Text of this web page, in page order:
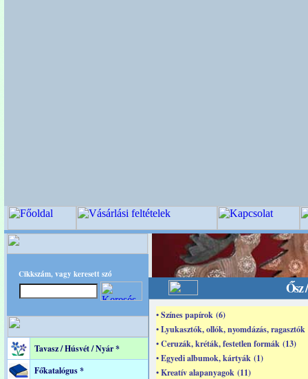
Cikkszám, vagy keresett szó
Tavasz / Húsvét / Nyár *
Főkatalógus *
Ősz
• Színes papírok (6)
• Lyukasztók, ollók, nyomdázás, ragasztók
• Ceruzák, kréták, festetlen formák (13)
• Egyedi albumok, kártyák (1)
• Kreatív alapanyagok (11)